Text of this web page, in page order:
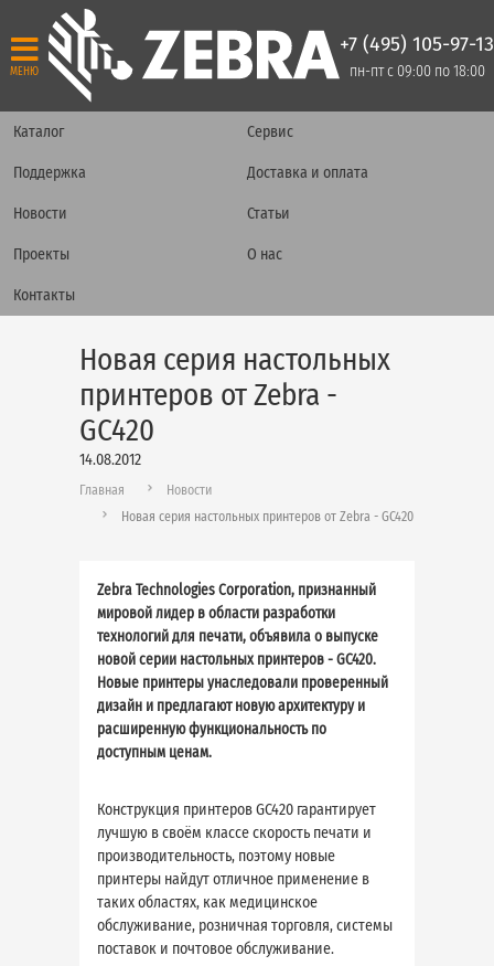
МЕНЮ
+7 (495) 105-97-13
пн-пт с 09:00 по 18:00
Каталог Сервис
Поддержка Доставка и оплата
Новости Статьи
Проекты О нас
Контакты
Новая серия настольных
принтеров от Zebra -
GC420
14.08.2012
Главная
Новости
Новая серия настольных принтеров от Zebra - GC420
Zebra Technologies Corporation, признанный
мировой лидер в области разработки
технологий для печати, объявила о выпуске
новой серии настольных принтеров - GC420.
Новые принтеры унаследовали проверенный
дизайн и предлагают новую архитектуру и
расширенную функциональность по
доступным ценам.
Конструкция принтеров GC420 гарантирует
лучшую в своём классе скорость печати и
производительность, поэтому новые
принтеры найдут отличное применение в
таких областях, как медицинское
обслуживание, розничная торговля, системы
поставок и почтовое обслуживание.